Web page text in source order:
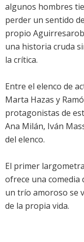
algunos hombres
perder un sentido
propio
una historia cruda
la crítica.
Entre el elenco de
Marta Hazas y
protagonistas de
Ana Milán, Iván
del elenco.
El primer
ofrece una comedia
un trío amoroso se
de la propia vida.